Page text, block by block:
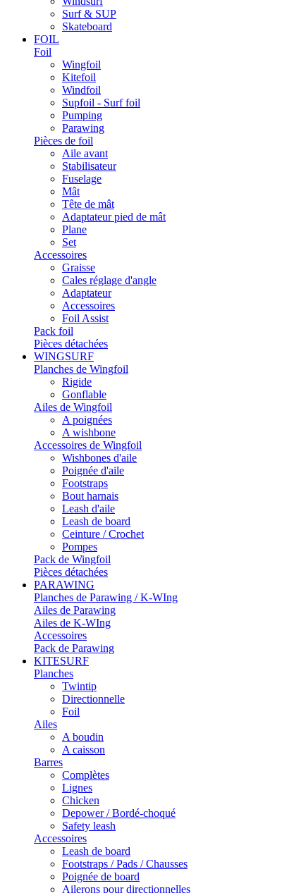
Surf & SUP
Skateboard
FOIL
Foil
Wingfoil
Kitefoil
Windfoil
Supfoil - Surf foil
Pumping
Parawing
Pièces de foil
Aile avant
Stabilisateur
Fuselage
Mât
Tête de mât
Adaptateur pied de mât
Plane
Set
Accessoires
Graisse
Cales réglage d'angle
Adaptateur
Accessoires
Foil Assist
Pack foil
Pièces détachées
WINGSURF
Planches de Wingfoil
Rigide
Gonflable
Ailes de Wingfoil
A poignées
A wishbone
Accessoires de Wingfoil
Wishbones d'aile
Poignée d'aile
Footstraps
Bout harnais
Leash d'aile
Leash de board
Ceinture / Crochet
Pompes
Pack de Wingfoil
Pièces détachées
PARAWING
Planches de Parawing / K-WIng
Ailes de Parawing
Ailes de K-WIng
Accessoires
Pack de Parawing
KITESURF
Planches
Twintip
Directionnelle
Foil
Ailes
A boudin
A caisson
Barres
Complètes
Lignes
Chicken
Depower / Bordé-choqué
Safety leash
Accessoires
Leash de board
Footstraps / Pads / Chausses
Poignée de board
Ailerons pour directionnelles